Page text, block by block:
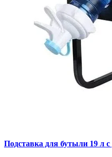
Подставка для бутыли 19 л с